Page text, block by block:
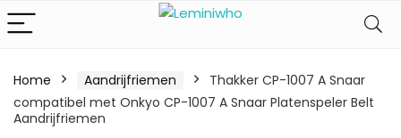
Home Aandrijfriemen
Thakker CP-1007 A Snaar
compatibel met Onkyo CP-1007 A Snaar Platenspeler Belt
Aandrijfriemen